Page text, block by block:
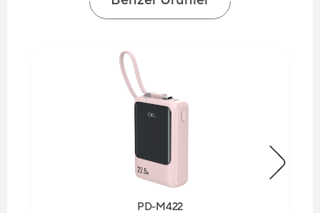
PD-M422